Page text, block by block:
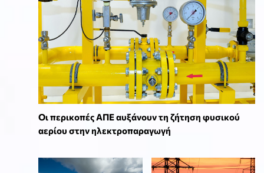
Οι περικοπές ΑΠΕ αυξάνουν τη ζήτηση φυσικού
αερίου στην ηλεκτροπαραγωγή